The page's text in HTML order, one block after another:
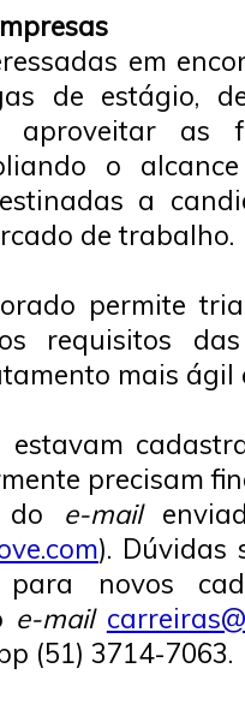
em
de estágio,
aproveitar as
o
a
de trabalho.
permite
requisitos
mais ágil
estavam
precisam
e-mail
). Dúvidas
novos
e-mail
(51) 3714-7063.